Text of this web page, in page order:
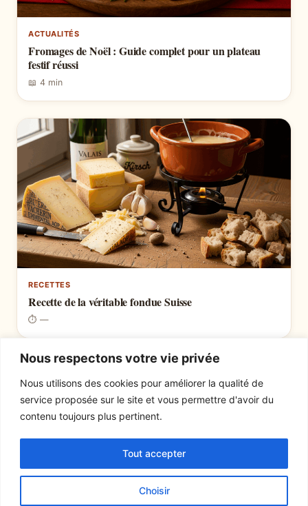
Nous respectons votre vie privée
Nous utilisons des cookies pour améliorer la qualité de
service proposée sur le site et vous permettre d'avoir du
contenu toujours plus pertinent.
Choisir
Tout accepter
ACTUALITÉS
Fromages de Noël : Guide complet pour un plateau
festif réussi
📖 4 min
RECETTES
Recette de la véritable fondue Suisse
⏱ —
Actualités
Mentions légales